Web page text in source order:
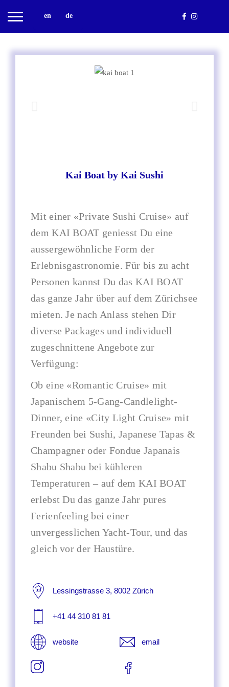
Kai Boat by Kai Sushi
Mit einer «Private Sushi Cruise» auf
dem KAI BOAT geniesst Du eine
aussergewöhnliche Form der
Erlebnisgastronomie. Für bis zu acht
Personen kannst Du das KAI BOAT
das ganze Jahr über auf dem Zürichsee
mieten. Je nach Anlass stehen Dir
diverse Packages und individuell
zugeschnittene Angebote zur
Verfügung:
Ob eine «Romantic Cruise» mit
Japanischem 5-Gang-Candlelight-
Dinner, eine «City Light Cruise» mit
Freunden bei Sushi, Japanese Tapas &
Champagner oder Fondue Japanais
Shabu Shabu bei kühleren
Temperaturen – auf dem KAI BOAT
erlebst Du das ganze Jahr pures
Ferienfeeling bei einer
unvergesslichen Yacht-Tour, und das
gleich vor der Haustüre.
Lessingstrasse 3, 8002 Zürich
+41 44 310 81 81
website email
en de